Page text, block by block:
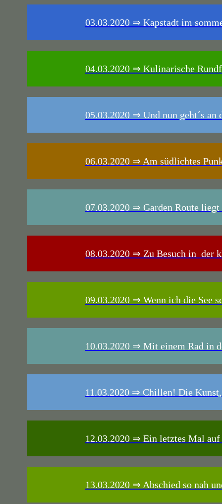
03.03.2020 ⇒ Kapstadt im
04.03.2020 ⇒ Kulinarische
05.03.2020 ⇒ Und nun geht´s an
06.03.2020 ⇒ Am südlichtes
07.03.2020 ⇒ Garden Route
08.03.2020 ⇒ Zu Besuch in der
09.03.2020 ⇒ Wenn ich die See
10.03.2020 ⇒ Mit einem Rad in
11.03.2020 ⇒ Chillen! Die
12.03.2020 ⇒ Ein letztes Mal auf
13.03.2020 ⇒ Abschied so nah